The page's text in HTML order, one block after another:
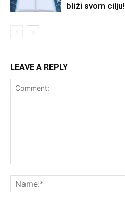
bliži svom cilju!
LEAVE A REPLY